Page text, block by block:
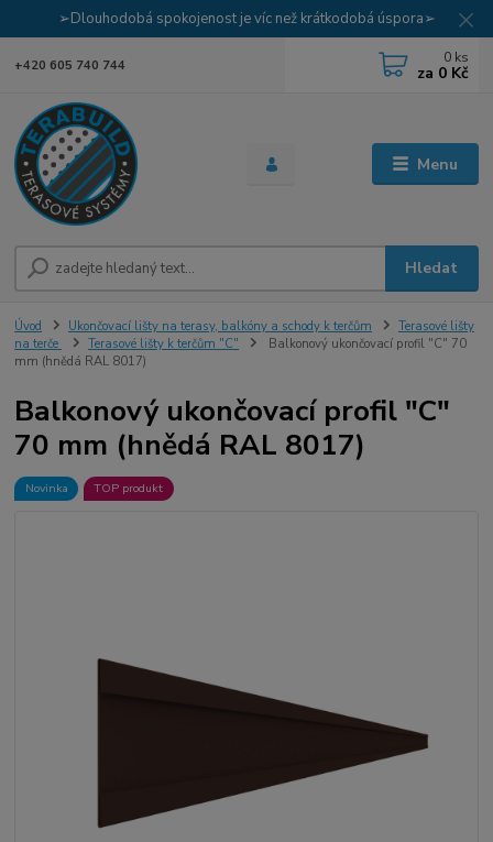
➢Dlouhodobá spokojenost je víc než krátkodobá úspora➢
Menu
Hledat
+420 605 740 744 0 ks
za 0 Kč
Úvod Ukončovací lišty na terasy, balkóny a schody k terčům
Terasové lišty
na terče
Terasové lišty k terčům "C"
Balkonový ukončovací profil "C" 70
mm (hnědá RAL 8017)
Balkonový ukončovací profil "C"
70 mm (hnědá RAL 8017)
Novinka TOP produkt